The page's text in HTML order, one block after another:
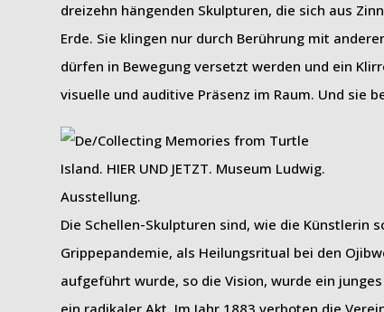
dreizehn hängenden Skulpturen, die sich aus
Erde. Sie klingen nur durch Berührung mit
dürfen in Bewegung versetzt werden und ein
visuelle und auditive Präsenz im Raum. Und sie
Die Schellen-Skulpturen sind, wie die Künstlerin
Grippepandemie, als Heilungsritual bei den
aufgeführt wurde, so die Vision, wurde ein